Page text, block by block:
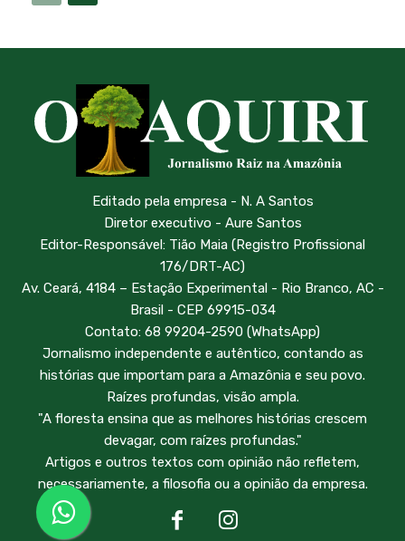
Editado pela empresa - N. A Santos
Diretor executivo - Aure Santos
Editor-Responsável: Tião Maia (Registro Profissional
176/DRT-AC)
Av. Ceará, 4184 – Estação Experimental - Rio Branco, AC -
Brasil - CEP 69915-034
Contato: 68 99204-2590 (WhatsApp)
Jornalismo independente e autêntico, contando as
histórias que importam para a Amazônia e seu povo.
Raízes profundas, visão ampla.
"A floresta ensina que as melhores histórias crescem
devagar, com raízes profundas."
Artigos e outros textos com opinião não refletem,
necessariamente, a filosofia ou a opinião da empresa.